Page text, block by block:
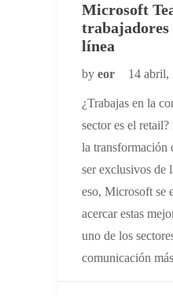
Microsoft
línea
by eor 14 abril,
¿Trabajas en la
sector es el
la transformación
ser exclusivos de
eso, Microsoft se
acercar estas
uno de los
comunicación